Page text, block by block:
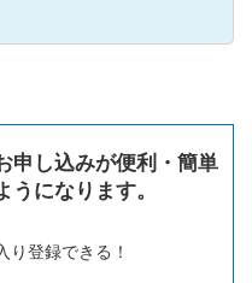
申し込みが便利・簡単
になります。
り登録できる！